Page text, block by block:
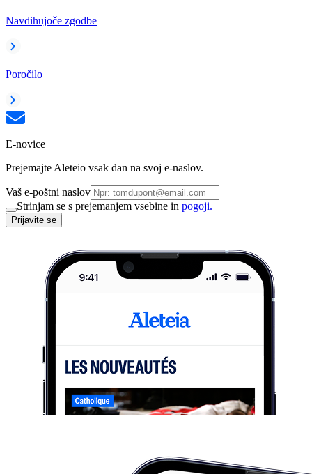
Navdihujoče zgodbe
Poročilo
E-novice
Prejemajte Aleteio vsak dan na svoj e-naslov.
Vaš e-poštni naslov
Strinjam se s prejemanjem vsebine in pogoji.
Prijavite se